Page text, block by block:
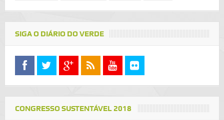
SIGA O DIÁRIO DO VERDE
CONGRESSO SUSTENTÁVEL 2018